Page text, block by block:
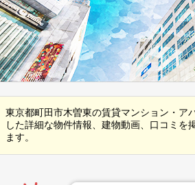
東京都町田市木曽東の賃貸マンション・ア
した詳細な物件情報、建物動画、口コミ
ます。